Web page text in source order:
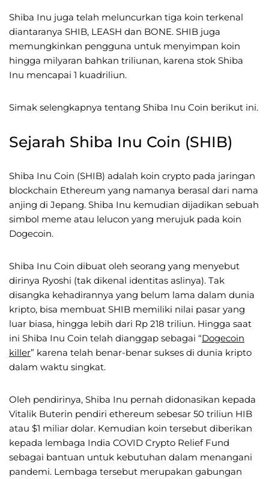
Shiba Inu juga telah meluncurkan tiga koin terkenal
diantaranya SHIB, LEASH dan BONE. SHIB juga
memungkinkan pengguna untuk menyimpan koin
hingga milyaran bahkan triliunan, karena stok Shiba
Inu mencapai 1 kuadriliun.
Simak selengkapnya tentang Shiba Inu Coin berikut ini.
Sejarah Shiba Inu Coin (SHIB)
Shiba Inu Coin (SHIB) adalah koin crypto pada jaringan
blockchain Ethereum yang namanya berasal dari nama
anjing di Jepang. Shiba Inu kemudian dijadikan sebuah
simbol meme atau lelucon yang merujuk pada koin
Dogecoin.
Shiba Inu Coin dibuat oleh seorang yang menyebut
dirinya Ryoshi (tak dikenal identitas aslinya). Tak
disangka kehadirannya yang belum lama dalam dunia
kripto, bisa membuat SHIB memiliki nilai pasar yang
luar biasa, hingga lebih dari Rp 218 triliun. Hingga saat
ini Shiba Inu Coin telah dianggap sebagai “Dogecoin
killer” karena telah benar-benar sukses di dunia kripto
dalam waktu singkat.
Oleh pendirinya, Shiba Inu pernah didonasikan kepada
Vitalik Buterin pendiri ethereum sebesar 50 triliun HIB
atau $1 miliar dolar. Kemudian koin tersebut diberikan
kepada lembaga India COVID Crypto Relief Fund
sebagai bantuan untuk kebutuhan dalam menangani
pandemi. Lembaga tersebut merupakan gabungan